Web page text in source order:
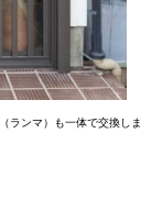
ランマ）も一体で交換しま